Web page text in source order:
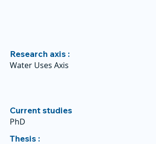
Research axis :
Water Uses Axis
Current studies
PhD
Thesis :